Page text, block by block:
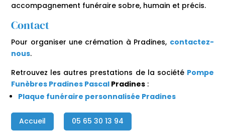
accompagnement funéraire sobre, humain et précis.
Contact
Pour organiser une crémation à Pradines, contactez-
nous.
Retrouvez les autres prestations de la société Pompe
Funèbres Pradines Pascal Pradines :
Plaque funéraire personnalisée Pradines
Accueil 05 65 30 13 94